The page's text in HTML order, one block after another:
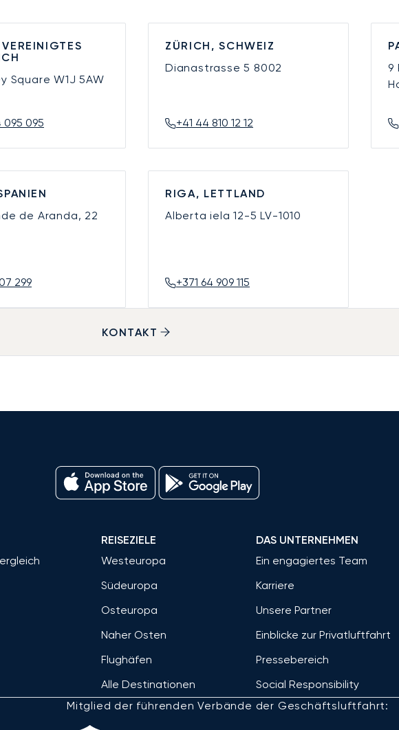
SquareW1J 5AW
095 095
ZÜRICH, SCHWEIZ
Dianastrasse 5 8002
+41 44 810 12 12
9
de Aranda, 22
299
RIGA, LETTLAND
Alberta iela 12-5LV-1010
+371 64 909 115
KONTAKT
REISEZIELE
Westeuropa
Südeuropa
Osteuropa
Naher Osten
Flughäfen
Alle Destinationen
DAS UNTERNEHMEN
Ein engagiertes Team
Karriere
Unsere Partner
Einblicke zur Privatluftfahrt
Pressebereich
Social Responsibility
Mitglied der führenden Verbände der Geschäftsluftfahrt: